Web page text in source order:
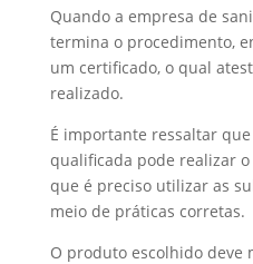
Quando a empresa de
termina o procedimento,
um certificado, o qual
realizado.
É importante ressaltar
qualificada pode realizar
que é preciso utilizar as
meio de práticas corretas.
O produto escolhido deve